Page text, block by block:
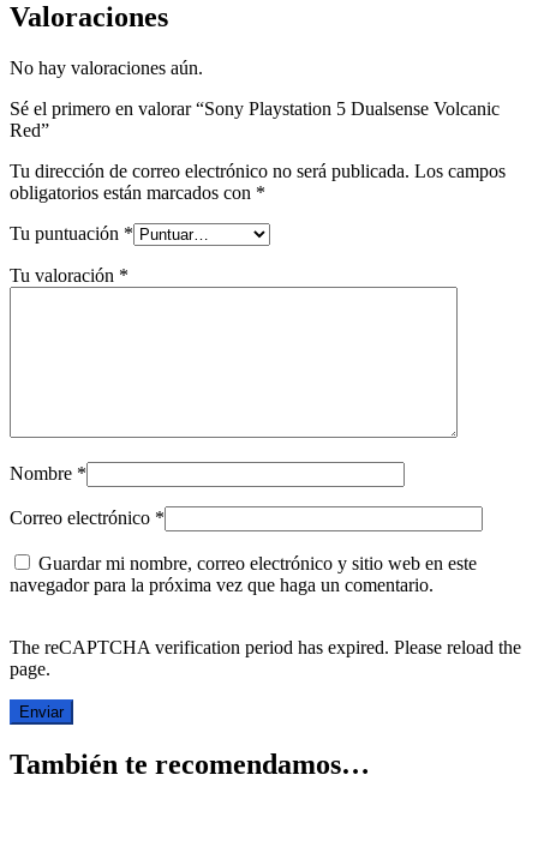
Valoraciones
No hay valoraciones aún.
Sé el primero en valorar “Sony Playstation 5 Dualsense Volcanic
Red”
Tu dirección de correo electrónico no será publicada. Los campos
obligatorios están marcados con *
Tu puntuación *
Tu valoración *
Nombre *
Correo electrónico *
Guardar mi nombre, correo electrónico y sitio web en este
navegador para la próxima vez que haga un comentario.
The reCAPTCHA verification period has expired. Please reload the
page.
También te recomendamos…